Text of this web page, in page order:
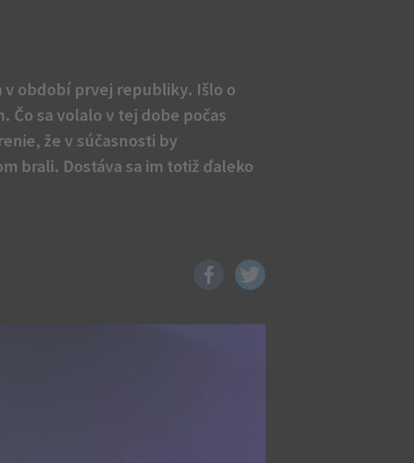
období prvej republiky. Išlo o
sa volalo v tej dobe počas
že v súčasnosti by
brali. Dostáva sa im totiž ďaleko